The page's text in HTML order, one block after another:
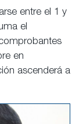
entre el 1 y
el
en
ascenderá a